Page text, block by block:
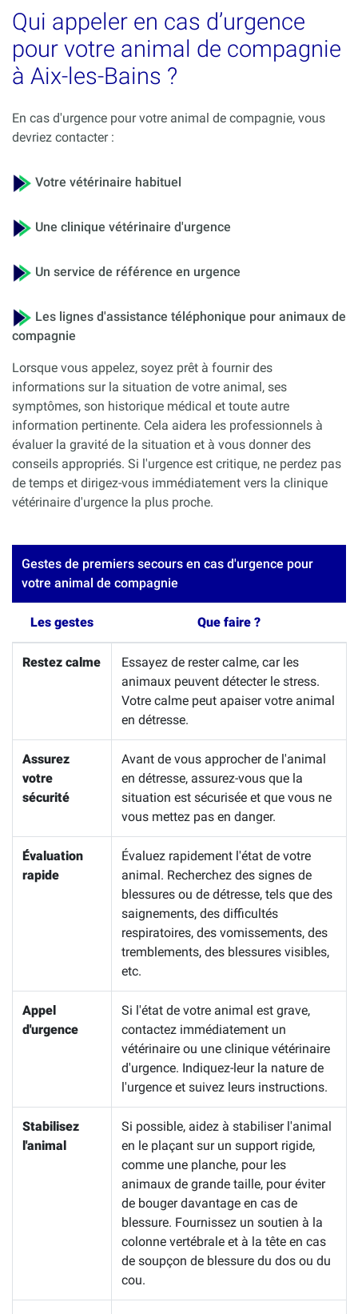
Qui appeler en cas d’urgence
pour votre animal de compagnie
à Aix-les-Bains ?
En cas d'urgence pour votre animal de compagnie, vous
devriez contacter :
Votre vétérinaire habituel
Une clinique vétérinaire d'urgence
Un service de référence en urgence
Les lignes d'assistance téléphonique pour animaux de
compagnie
Lorsque vous appelez, soyez prêt à fournir des
informations sur la situation de votre animal, ses
symptômes, son historique médical et toute autre
information pertinente. Cela aidera les professionnels à
évaluer la gravité de la situation et à vous donner des
conseils appropriés. Si l'urgence est critique, ne perdez pas
de temps et dirigez-vous immédiatement vers la clinique
vétérinaire d'urgence la plus proche.
Gestes de premiers secours en cas d'urgence pour
votre animal de compagnie
Les gestes Que faire ?
Restez calme
Essayez de rester calme, car les
animaux peuvent détecter le stress.
Votre calme peut apaiser votre animal
en détresse.
Assurez
votre
sécurité
Avant de vous approcher de l'animal
en détresse, assurez-vous que la
situation est sécurisée et que vous ne
vous mettez pas en danger.
Évaluation
rapide
Évaluez rapidement l'état de votre
animal. Recherchez des signes de
blessures ou de détresse, tels que des
saignements, des difficultés
respiratoires, des vomissements, des
tremblements, des blessures visibles,
etc.
Appel
d'urgence
Si l'état de votre animal est grave,
contactez immédiatement un
vétérinaire ou une clinique vétérinaire
d'urgence. Indiquez-leur la nature de
l'urgence et suivez leurs instructions.
Stabilisez
l'animal
Si possible, aidez à stabiliser l'animal
en le plaçant sur un support rigide,
comme une planche, pour les
animaux de grande taille, pour éviter
de bouger davantage en cas de
blessure. Fournissez un soutien à la
colonne vertébrale et à la tête en cas
de soupçon de blessure du dos ou du
cou.